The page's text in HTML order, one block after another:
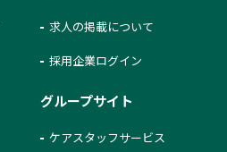
求人の掲載について
採用企業ログイン
グループサイト
ケアスタッフサービス